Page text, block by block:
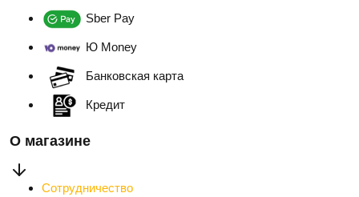
Sber Pay
Ю Money
Банковская карта
Кредит
О магазине
Сотрудничество